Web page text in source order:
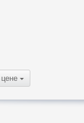
{